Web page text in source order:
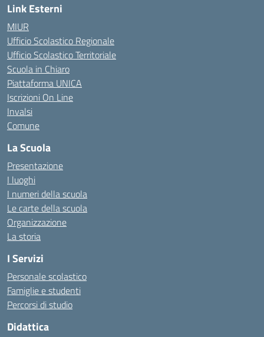
Link Esterni
MIUR
Ufficio Scolastico Regionale
Ufficio Scolastico Territoriale
Scuola in Chiaro
Piattaforma UNICA
Iscrizioni On Line
Invalsi
Comune
La Scuola
Presentazione
I luoghi
I numeri della scuola
Le carte della scuola
Organizzazione
La storia
I Servizi
Personale scolastico
Famiglie e studenti
Percorsi di studio
Didattica